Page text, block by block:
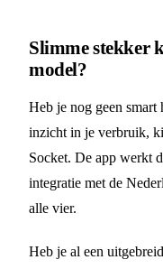
Slimme stekker
model?
Heb je nog geen
inzicht in je verbruik,
Socket. De app werkt
integratie met de
alle vier.
Heb je al een